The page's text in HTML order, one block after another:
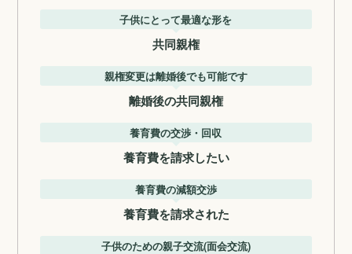
子供にとって最適な形を
共同親権
親権変更は離婚後でも可能です
離婚後の共同親権
養育費の交渉・回収
養育費を請求したい
養育費の減額交渉
養育費を請求された
子供のための親子交流(面会交流)